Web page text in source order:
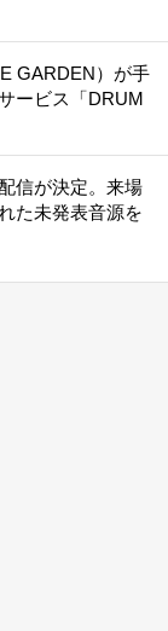
GARDEN）が手
ービス「DRUM
信が決定。来場
た未発表音源を